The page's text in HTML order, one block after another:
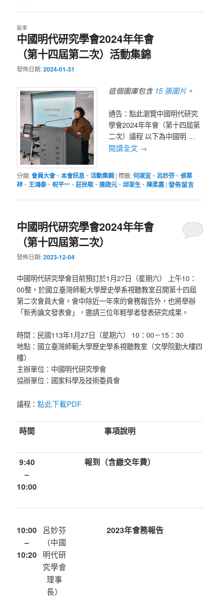
中國明代研究學會2024年年會
（第十四屆第二次）活動集錦
圖庫
發佈日期:2024-01-31
這個圖庫包含 15 張圖片 。
通告：點此瀏覽中國明代研究
學會2024年年會（第十四屆第
二次）議程 以下為中國明 …
閱讀全文 →
分類:會員大會、本會訊息 、活動集錦 |標籤:何淑宜 、 呂妙芬、張業
祥、王鴻泰、祝平一、莊民敬、連啟元、邱澎生 、 陳柔嘉 |發佈留言
中國明代研究學會2024年年會
（第十四屆第二次）
發佈日期:2023-12-04
中國明代研究學會目前預訂於1月27日（星期六） 上午10：
00整，於國立臺灣師範大學歷史學系視聽教室召開第十四屆
第二次會員大會。會中除近一年來的會務報告外，也將舉辦
「新秀論文發表會」，邀請三位年輕學者發表研究成果。
時間：民國113年1月27日（星期六） 10：00－15：30
地點：國立臺灣師範大學歷史學系視聽教室（文學院勤大樓四
樓）
主辦單位：中國明代研究學會
協辦單位：國家科學及技術委員會
議程：點此下載PDF
時間 事項說明
9:40
–
10:00
報到（含繳交年費）
10:00
–
10:20
呂妙芬
（中國
明代研
究學會
理事
長）
2023年會務報告